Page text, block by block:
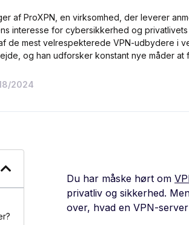
af ProXPN, en virksomhed, der leverer
interesse for cybersikkerhed og
de mest velrespekterede VPN-udbydere i
og han udforsker konstant nye måder at
2024
Du har måske hørt om
privatliv og sikkerhed.
over, hvad en VPN-